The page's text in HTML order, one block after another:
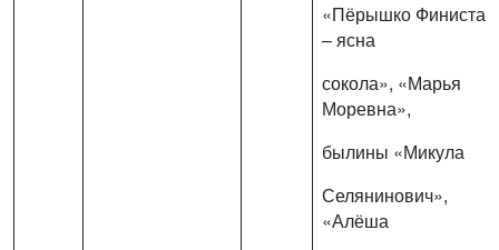
«Пёрышко Финиста
– ясна
сокола», «Марья
Моревна»,
былины «Микула
Селянинович»,
«Алёша